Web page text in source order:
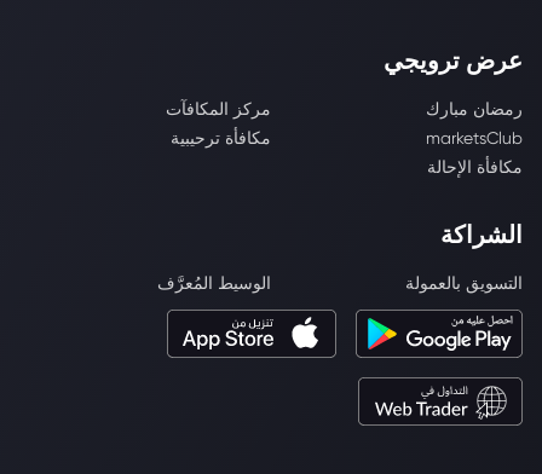
عرض ترويجي
رمضان مبارك
مركز المكافآت
marketsClub
مكافأة ترحيبية
مكافأة الإحالة
الشراكة
التسويق بالعمولة الوسيط المُعرَّف